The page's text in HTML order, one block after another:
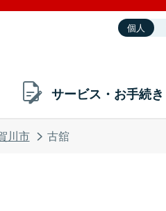
個人
サービス・お手続き
川市 古舘